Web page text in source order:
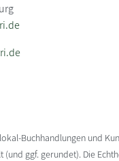
Buchhandlungen und
ggf. gerundet). Die